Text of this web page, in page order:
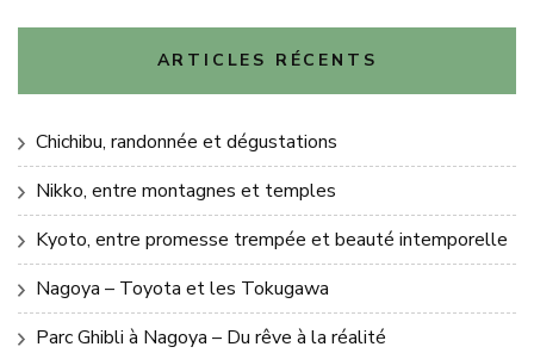
ARTICLES RÉCENTS
Chichibu, randonnée et dégustations
Nikko, entre montagnes et temples
Kyoto, entre promesse trempée et beauté intemporelle
Nagoya – Toyota et les Tokugawa
Parc Ghibli à Nagoya – Du rêve à la réalité